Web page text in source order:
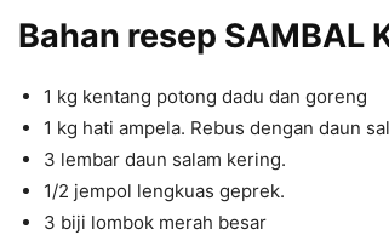
Bahan resep SAMBAL
1 kg kentang potong dadu dan goreng
1 kg hati ampela. Rebus dengan daun
3 lembar daun salam kering.
1/2 jempol lengkuas geprek.
3 biji lombok merah besar